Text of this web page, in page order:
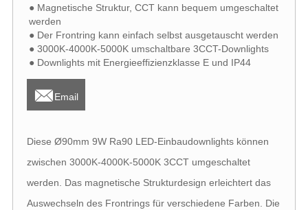
● Magnetische Struktur, CCT kann bequem umgeschaltet
werden
● Der Frontring kann einfach selbst ausgetauscht werden
● 3000K-4000K-5000K umschaltbare 3CCT-Downlights
● Downlights mit Energieeffizienzklasse E und IP44
Email
Diese Ø90mm 9W Ra90 LED-Einbaudownlights können
zwischen 3000K-4000K-5000K 3CCT umgeschaltet
werden. Das magnetische Strukturdesign erleichtert das
Auswechseln des Frontrings für verschiedene Farben. Die